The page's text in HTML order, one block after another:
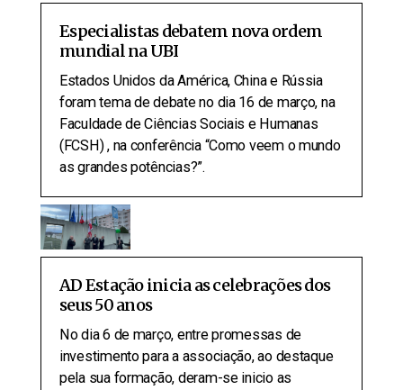
Especialistas debatem nova ordem
mundial na UBI
Estados Unidos da América, China e Rússia
foram tema de debate no dia 16 de março, na
Faculdade de Ciências Sociais e Humanas
(FCSH) , na conferência “Como veem o mundo
as grandes potências?”.
AD Estação inicia as celebrações dos
seus 50 anos
No dia 6 de março, entre promessas de
investimento para a associação, ao destaque
pela sua formação, deram-se inicio as